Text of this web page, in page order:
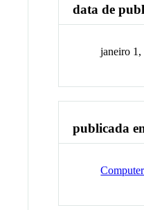
data de
janeiro 1,
publicada